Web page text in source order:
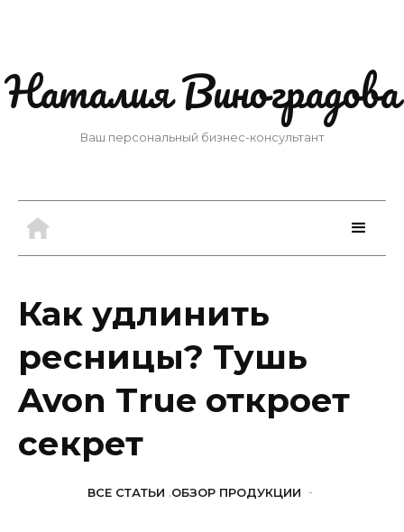
Наталия Виноградова
Ваш персональный бизнес-консультант
Как удлинить
ресницы? Тушь
Avon True откроет
секрет
ВСЕ СТАТЬИ ,ОБЗОР ПРОДУКЦИИ -